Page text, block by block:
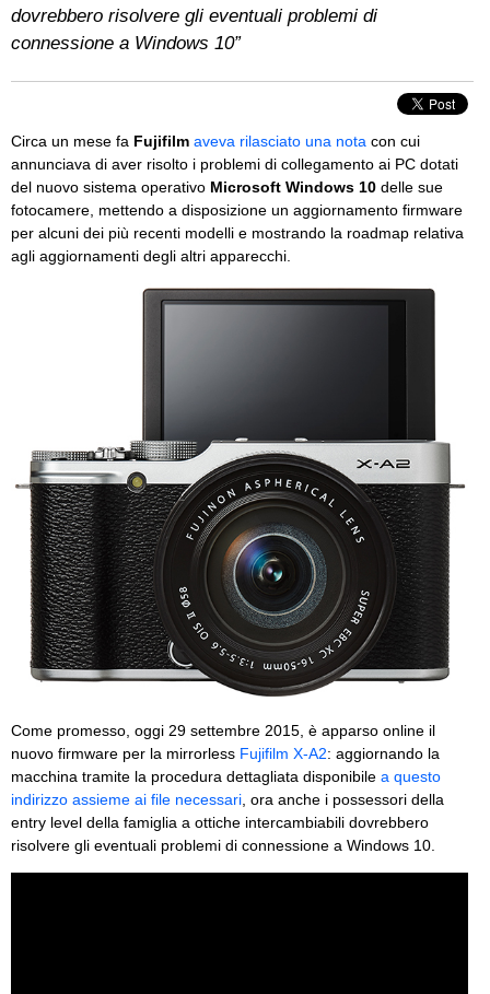
dovrebbero risolvere gli eventuali problemi di
connessione a Windows 10”
Circa un mese fa Fujifilm aveva rilasciato una nota con cui
annunciava di aver risolto i problemi di collegamento ai PC dotati
del nuovo sistema operativo Microsoft Windows 10 delle sue
fotocamere, mettendo a disposizione un aggiornamento firmware
per alcuni dei più recenti modelli e mostrando la roadmap relativa
agli aggiornamenti degli altri apparecchi.
Come promesso, oggi 29 settembre 2015, è apparso online il
nuovo firmware per la mirrorless Fujifilm X-A2: aggiornando la
macchina tramite la procedura dettagliata disponibile a questo
indirizzo assieme ai file necessari , ora anche i possessori della
entry level della famiglia a ottiche intercambiabili dovrebbero
risolvere gli eventuali problemi di connessione a Windows 10.